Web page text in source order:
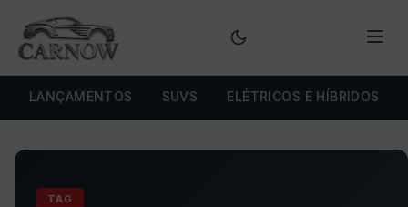
LANÇAMENTOS SUVS ELÉTRICOS E HÍBRIDOS
TAG